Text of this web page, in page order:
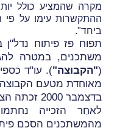
מקרה שהמציע כולל
ההתקשרות עימו על פי
ביחד".
תפוח פז פיתוח
משתכנים, במטרה
("הקבוצה"). עו"ד
מאוחדת מטעם
בדצמבר 2000 זכתה הצעת הקבוצה במכרז.
לאחַר הזכייה